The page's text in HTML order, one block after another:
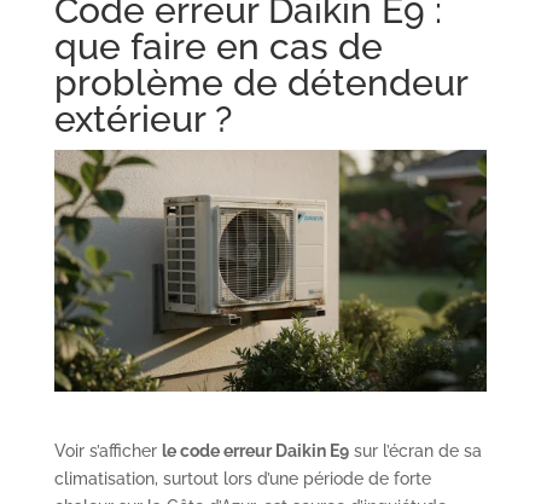
Code erreur Daikin E9 :
que faire en cas de
problème de détendeur
extérieur ?
Voir s’afficher le code erreur Daikin E9sur l’écran de sa
climatisation, surtout lors d’une période de forte